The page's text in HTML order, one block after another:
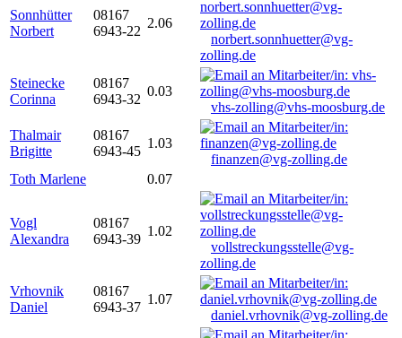
Sonnhütter
Norbert
08167
6943-22
2.06
norbert.sonnhuetter@vg-
zolling.de
Steinecke
Corinna
08167
6943-32
0.03
vhs-zolling@vhs-moosburg.de
Thalmair
Brigitte
08167
6943-45
1.03
finanzen@vg-zolling.de
Toth Marlene
0.07
Vogl
Alexandra
08167
6943-39
1.02
vollstreckungsstelle@vg-
zolling.de
Vrhovnik
Daniel
08167
6943-37
1.07
daniel.vrhovnik@vg-zolling.de